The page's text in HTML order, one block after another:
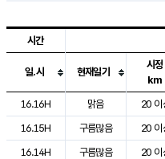
도시별 기상실황표로 지점, 날
시간
일.시 현재일기
시정
km
16.16H
맑음 20 이
16.15H
구름많음 20 이
16.14H
구름많음 20 이